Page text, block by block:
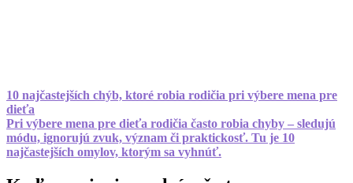
10 najčastejších chýb, ktoré robia rodičia pri výbere mena pre
dieťa
Pri výbere mena pre dieťa rodičia často robia chyby – sledujú
módu, ignorujú zvuk, význam či praktickosť. Tu je 10
najčastejších omylov, ktorým sa vyhnúť.